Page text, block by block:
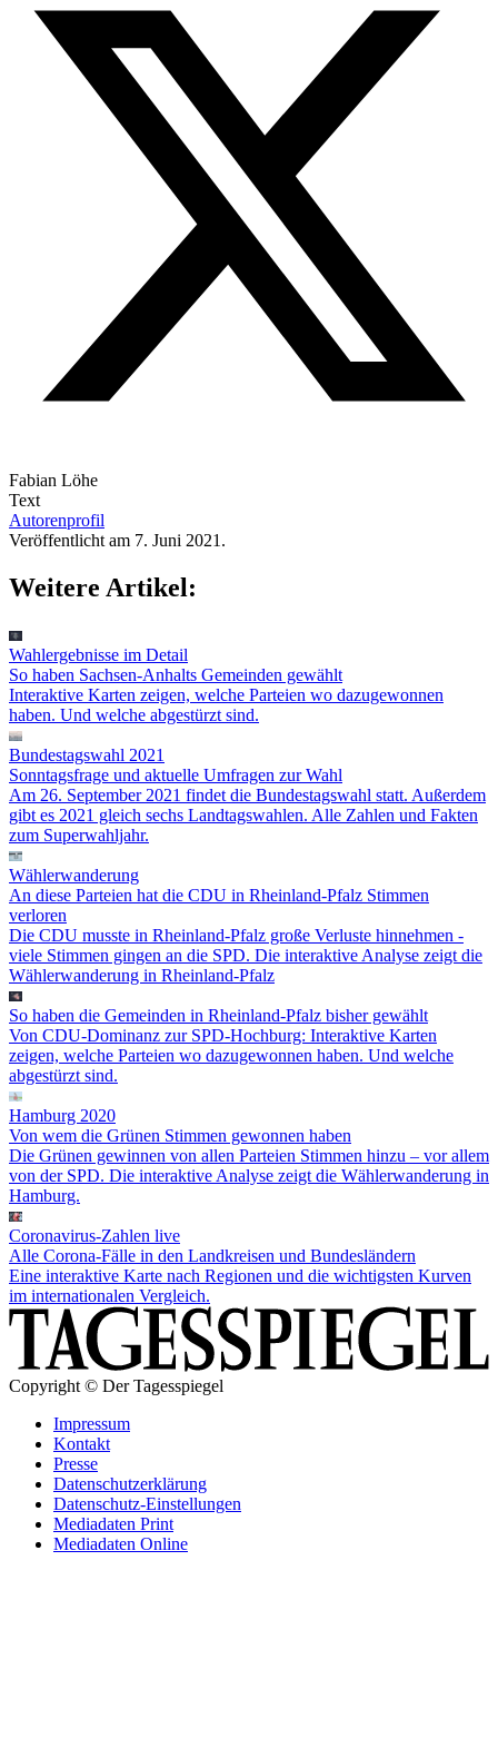
Fabian Löhe
Text
Autorenprofil
Veröffentlicht am 7. Juni 2021.
Weitere Artikel:
Wahlergebnisse im Detail
So haben Sachsen-Anhalts Gemeinden gewählt
Interaktive Karten zeigen, welche Parteien wo dazugewonnen
haben. Und welche abgestürzt sind.
Bundestagswahl 2021
Sonntagsfrage und aktuelle Umfragen zur Wahl
Am 26. September 2021 findet die Bundestagswahl statt. Außerdem
gibt es 2021 gleich sechs Landtagswahlen. Alle Zahlen und Fakten
zum Superwahljahr.
Wählerwanderung
An diese Parteien hat die CDU in Rheinland-Pfalz Stimmen
verloren
Die CDU musste in Rheinland-Pfalz große Verluste hinnehmen -
viele Stimmen gingen an die SPD. Die interaktive Analyse zeigt die
Wählerwanderung in Rheinland-Pfalz
So haben die Gemeinden in Rheinland-Pfalz bisher gewählt
Von CDU-Dominanz zur SPD-Hochburg: Interaktive Karten
zeigen, welche Parteien wo dazugewonnen haben. Und welche
abgestürzt sind.
Hamburg 2020
Von wem die Grünen Stimmen gewonnen haben
Die Grünen gewinnen von allen Parteien Stimmen hinzu – vor allem
von der SPD. Die interaktive Analyse zeigt die Wählerwanderung in
Hamburg.
Coronavirus-Zahlen live
Alle Corona-Fälle in den Landkreisen und Bundesländern
Eine interaktive Karte nach Regionen und die wichtigsten Kurven
im internationalen Vergleich.
Copyright © Der Tagesspiegel
Impressum
Kontakt
Presse
Datenschutzerklärung
Datenschutz-Einstellungen
Mediadaten Print
Mediadaten Online